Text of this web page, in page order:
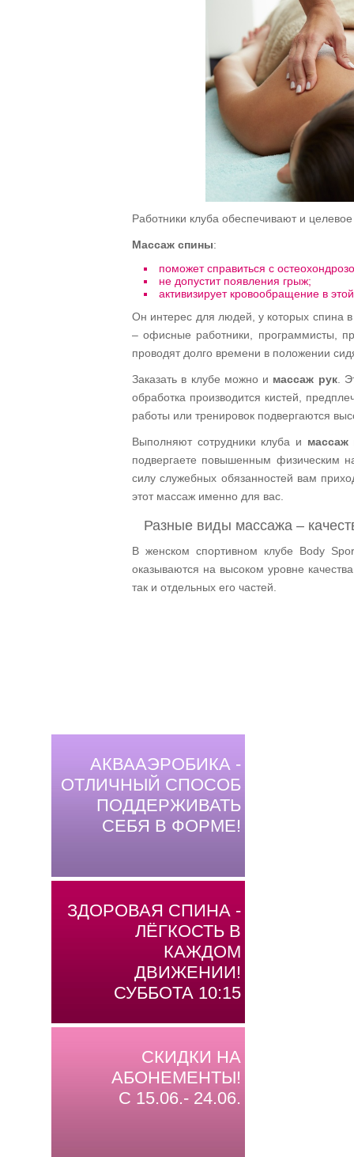
Работники клуба обеспечивают и
Массаж спины:
поможет справиться с
не допустит появления грыж;
активизирует кровообращение в
Он интерес для людей, у которых спина
– офисные работники, программисты,
проводят долго времени в положении
Заказать в клубе можно и массаж рук.
обработка производится кистей,
работы или тренировок подвергаются
Выполняют сотрудники клуба и массаж
подвергаете повышенным физическим
силу служебных обязанностей вам
этот массаж именно для вас.
Разные виды массажа –
В женском спортивном клубе Body
оказываются на высоком уровне
так и отдельных его частей.
АКВААЭРОБИКА -
ОТЛИЧНЫЙ СПОСОБ
ПОДДЕРЖИВАТЬ
СЕБЯ В ФОРМЕ!
ЗДОРОВАЯ СПИНА -
ЛЁГКОСТЬ В
КАЖДОМ
ДВИЖЕНИИ!
СУББОТА 10:15
СКИДКИ НА
АБОНЕМЕНТЫ!
С 15.06.- 24.06.